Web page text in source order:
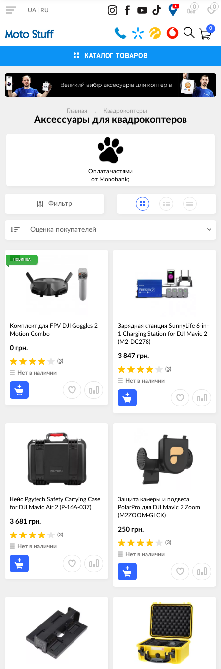
0 0
UA RU
0
КАТАЛОГ ТОВАРОВ
Главная Квадрокоптеры
Аксессуары для квадрокоптеров
Оплата частями
от Monobank;
Фильтр
Оценка покупателей
НОВИНКА
Комплект для FPV DJI Goggles 2
Motion Combo
(3)
0 грн.
Нет в наличии
Зарядная станция SunnyLife 6-in-
1 Charging Station for DJI Mavic 2
(M2-DC278)
(3)
3 847 грн.
Нет в наличии
Кейс Pgytech Safety Carrying Case
for DJI Mavic Air 2 (P-16A-037)
(3)
3 681 грн.
Нет в наличии
Защита камеры и подвеса
PolarPro для DJI Mavic 2 Zoom
(M2ZOOM-GLCK)
(3)
250 грн.
Нет в наличии